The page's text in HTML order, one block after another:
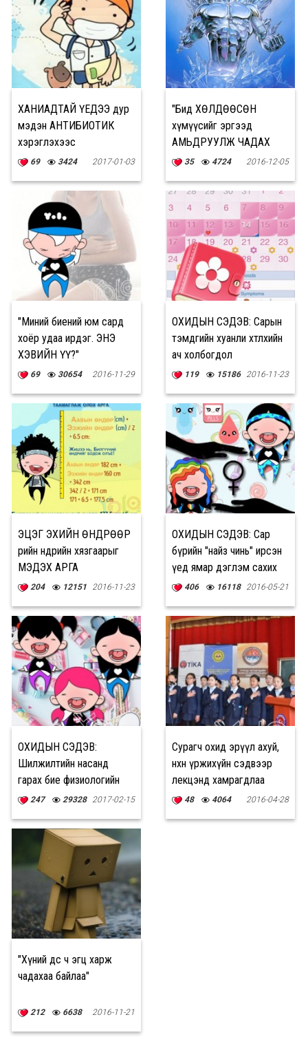
ХАНИАДТАЙ ҮЕДЭЭ дур
мэдэн АНТИБИОТИК
хэрэглэхээс
ЗАЙЛСХИЙГЭЭРЭЙ
69 3424 2017-01-03
"Бид ХӨЛДӨӨСӨН
хүмүүсийг эргээд
АМЬДРУУЛЖ ЧАДАХ
уу?"35 4724 2016-12-05
"Миний биений юм сард
хоёр удаа ирдэг. ЭНЭ
ХЭВИЙН ҮҮ?"
69 30654 2016-11-29
ОХИДЫН СЭДЭВ: Сарын
тэмдгийн хуанли хөтлөхийн
ач холбогдол
119 15186 2016-11-23
ЭЦЭГ ЭХИЙН ӨНДРӨӨР
өөрийн өндрийн хязгаарыг
МЭДЭХ АРГА
204 12151 2016-11-23
ОХИДЫН СЭДЭВ: Сар
бүрийн "найз чинь" ирсэн
үед ямар дэглэм сахих
вэ?406 16118 2016-05-21
ОХИДЫН СЭДЭВ:
Шилжилтийн насанд
гарах бие физиологийн
өөрчлөлтүүд
247 29328 2017-02-15
Сурагч охид эрүүл ахуй,
нөхөн үржихүйн сэдвээр
лекцэнд хамрагдлаа
48 4064 2016-04-28
"Хүний өөдөөс ч эгц харж
чадахаа байлаа"
212 6638 2016-11-21